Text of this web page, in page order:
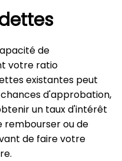
de
votre ratio
existantes peut
d'approbation,
un taux d'intérêt
rembourser ou de
de faire votre